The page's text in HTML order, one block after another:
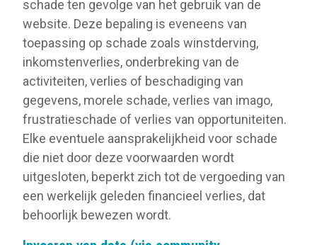
schade ten gevolge van het gebruik van de
website. Deze bepaling is eveneens van
toepassing op schade zoals winstderving,
inkomstenverlies, onderbreking van de
activiteiten, verlies of beschadiging van
gegevens, morele schade, verlies van imago,
frustratieschade of verlies van opportuniteiten.
Elke eventuele aansprakelijkheid voor schade
die niet door deze voorwaarden wordt
uitgesloten, beperkt zich tot de vergoeding van
een werkelijk geleden financieel verlies, dat
behoorlijk bewezen wordt.